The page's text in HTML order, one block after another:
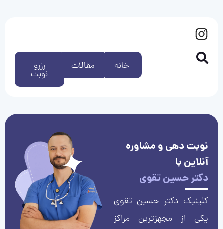
رزرو
نوبت
مقالات خانه
نوبت دهی و مشاوره
آنلاین با
دکتر حسین تقوی
کلینیک دکتر حسین تقوی
یکی از مجهزترین مراکز